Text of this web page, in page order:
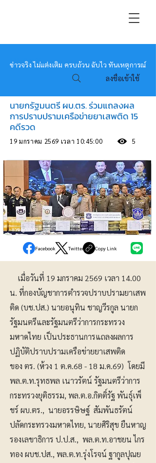
หมอข่าว
ข่าวจริง ไม่แต่งเติม ครบถ้วน ฉับไว ทันเหตุการณ์
ลงชื่อเข้าใช้
นายกรัฐมนตรี ผบ.ตร. ร่วมแถลงผล
การปราบปรามเครือข่ายยาเสพติด 15
คดีรวด
19 มกราคม 2569 เวลา 10:45:00 5
อาชญากรรม
Facebook Twitter Copy Link
เมื่อวันที่ 19 มกราคม 2569 เวลา 14.00
น. ที่กองบัญชาการตำรวจปราบปรามยาเสพ
ติด (บช.ปส.) นายอนุทิน ชาญวีรกูล นายก
รัฐมนตรีและรัฐมนตรีว่าการกระทรวง
มหาดไทย เป็นประธานการแถลงผลการ
ปฏิบัติปราบปรามเครือข่ายยาเสพติด
ของ ตร. (ห้วง 1 ต.ค.68 - 18 ม.ค.69) โดยมี
พล.ต.ท.รุทธพล เนาวรัตน์ รัฐมนตรีว่าการ
กระทรวงยุติธรรม, พล.ต.อ.กิตติ์รัฐ พันธุ์เพ็
ชร์ ผบ.ตร., นายอรรษิษฐ์ สัมพันธรัตน์
ปลัดกระทรวงมหาดไทย, นายศิริสุข ยืนหาญ
รองเลขาธิการ ป.ป.ส., พล.ต.ท.อาชยน ไกร
ทอง ผบช.ปส., พล.ต.ท.รุ่งโรจน์ ฐากูลปุณย